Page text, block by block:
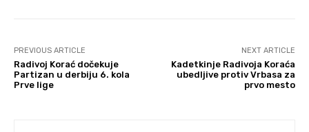
PREVIOUS ARTICLE
Radivoj Korać dočekuje
Partizan u derbiju 6. kola
Prve lige
NEXT ARTICLE
Kadetkinje Radivoja Koraća
ubedljive protiv Vrbasa za
prvo mesto